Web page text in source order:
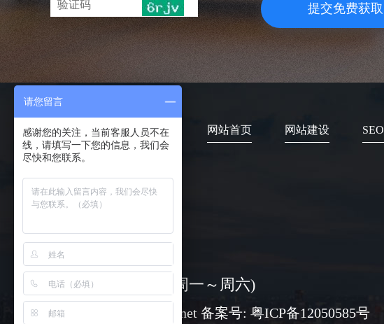
提交免费获取
网站首页 网站建设
08:30-18:00 ( 周一～周六)
www@chuangli.net 备案号: 粤ICP备12050585号
请您留言
感谢您的关注，当前客服人员不在
线，请填写一下您的信息，我们会
尽快和您联系。